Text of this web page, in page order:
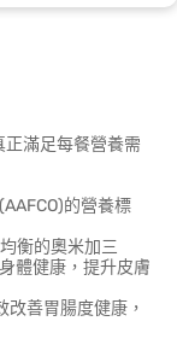
滿足每餐營養需
的營養標
衡的奧米加三
體健康，提升皮膚
改善胃腸度健康，